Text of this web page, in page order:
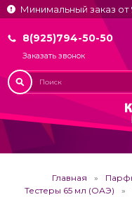
Минимальный заказ от
8(925)794-50-50
Заказать звонок
Главная
Тестеры 65 мл (ОАЭ)